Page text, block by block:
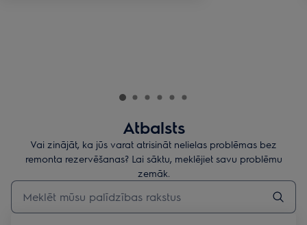
Atbalsts
Vai zinājāt, ka jūs varat atrisināt nelielas problēmas bez
remonta rezervēšanas? Lai sāktu, meklējiet savu problēmu
zemāk.
Rakstiet, lai meklētu rakstus par atbalstu